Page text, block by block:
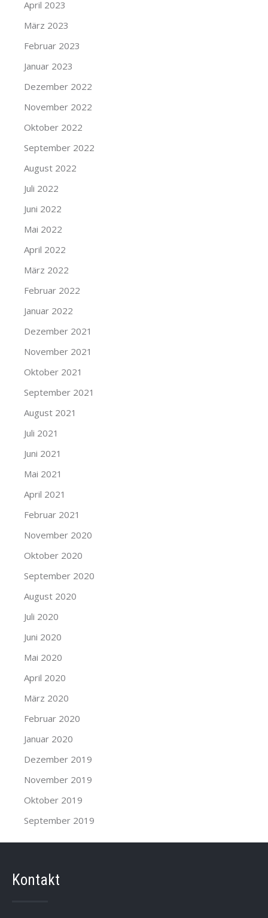
April 2023
März 2023
Februar 2023
Januar 2023
Dezember 2022
November 2022
Oktober 2022
September 2022
August 2022
Juli 2022
Juni 2022
Mai 2022
April 2022
März 2022
Februar 2022
Januar 2022
Dezember 2021
November 2021
Oktober 2021
September 2021
August 2021
Juli 2021
Juni 2021
Mai 2021
April 2021
Februar 2021
November 2020
Oktober 2020
September 2020
August 2020
Juli 2020
Juni 2020
Mai 2020
April 2020
März 2020
Februar 2020
Januar 2020
Dezember 2019
November 2019
Oktober 2019
September 2019
Kontakt